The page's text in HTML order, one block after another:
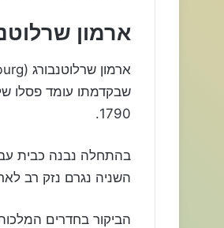
ארמון
1790.
בהתחלה נבנה כבית
השניה נגרם נזק רב
הביקור בחדרים